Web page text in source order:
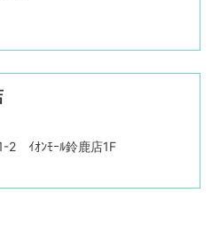
2 ｲｵﾝﾓｰﾙ鈴鹿店1F